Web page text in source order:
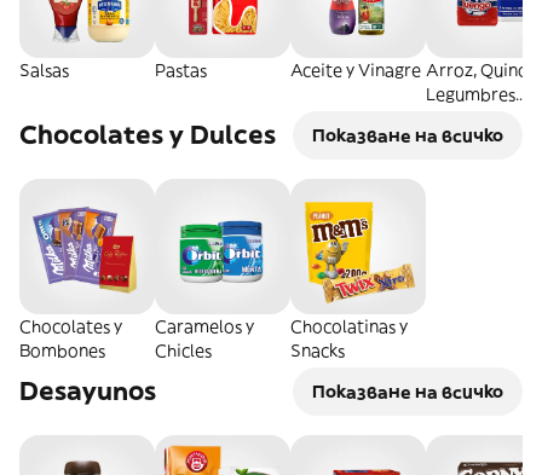
Salsas Pastas Aceite y Vinagre Arroz, Quinoa
Legumbres
Chocolates y Dulces Показване на всичко
Chocolates y
Bombones
Caramelos y
Chicles
Chocolatinas y
Snacks
Desayunos Показване на всичко